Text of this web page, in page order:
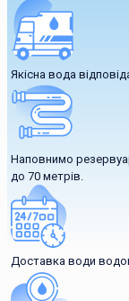
Якісна вода
Наповнимо
до 70 метрів.
Доставка води